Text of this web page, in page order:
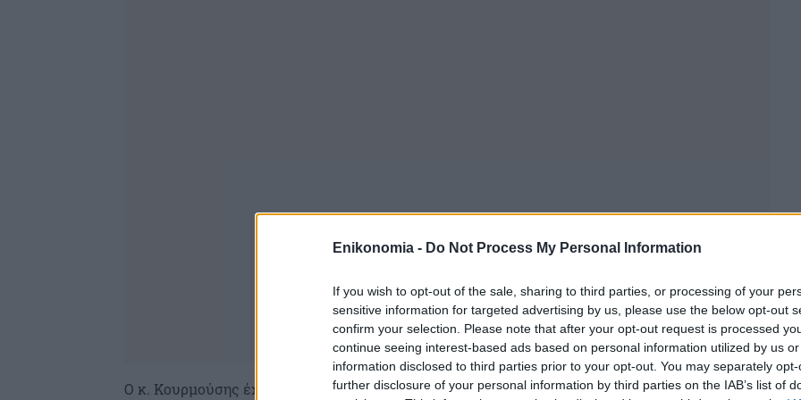
Enikonomia - Do Not Process My Personal Information
If you wish to opt-out of the sale, sharing to third parties, or processing of your
sensitive information for targeted advertising by us, please use the below opt-out
confirm your selection. Please note that after your opt-out request is processed
continue seeing interest-based ads based on personal information utilized by us
information disclosed to third parties prior to your opt-out. You may separately
further disclosure of your personal information by third parties on the IAB’s list of
Ο κ. Κουρμούσης έχει δηλώσει ότι η ηλεκτρονική πλατφόρμα αφορά 180.000 σπίτια που